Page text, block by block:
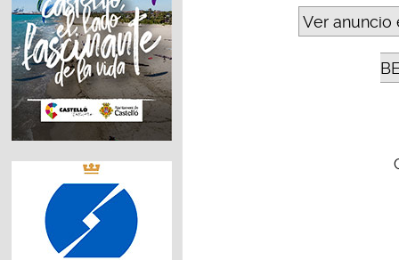
Ver anuncio